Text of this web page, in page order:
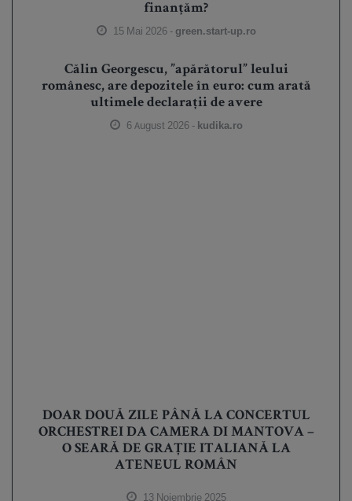
finanțăm?
15 Mai 2026 - green.start-up.ro
Călin Georgescu, ”apărătorul” leului
românesc, are depozitele în euro: cum arată
ultimele declarații de avere
6 August 2026 - kudika.ro
DOAR DOUĂ ZILE PÂNĂ LA CONCERTUL
ORCHESTREI DA CAMERA DI MANTOVA –
O SEARĂ DE GRAȚIE ITALIANĂ LA
ATENEUL ROMÂN
13 Noiembrie 2025